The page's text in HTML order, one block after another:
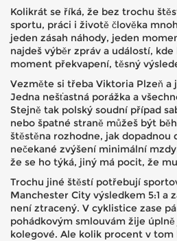
Kolikrát se říká, že bez trochu
sportu, práci i životě člověka
jeden zásah náhody, jeden
najdeš výběr zpráv a událostí,
moment překvapení, těsný
Vezměte si třeba Viktoria Plzeň a
Jedna nešťastná porážka a
Stejně tak polský soudní případ
nebo špatné straně můžeš být
štěstěna rozhodne, jak dopadnou
nečekané zvýšení minimální
že se ho týká, jiný má pocit, že
Trochu jiné štěstí potřebují
Manchester City výsledkem 5:1 a
není ztracený. V cyklistice zase
pohádkovým smlouvám žije
kolegové. Ale kolik procent v tom